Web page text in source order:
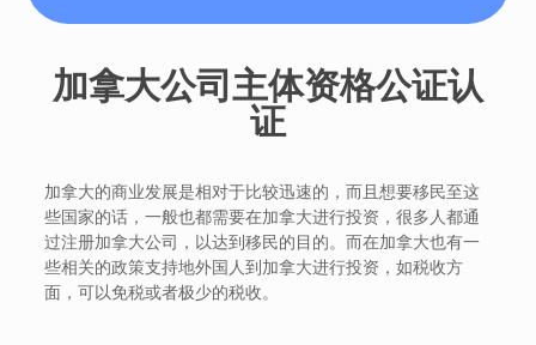
加拿大公司主体资格公证认
证
加拿大的商业发展是相对于比较迅速的，而且想要移民至这
些国家的话，一般也都需要在加拿大进行投资，很多人都通
过注册加拿大公司，以达到移民的目的。而在加拿大也有一
些相关的政策支持地外国人到加拿大进行投资，如税收方
面，可以免税或者极少的税收。